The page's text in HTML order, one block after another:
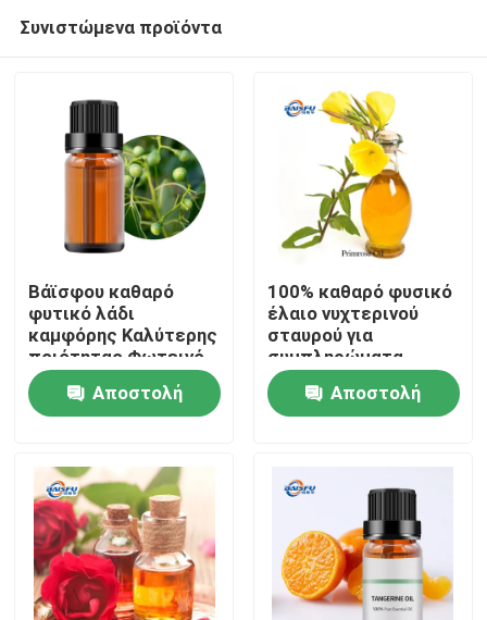
Σπίτι
Προϊόντα
Εμφάνιση VR
Σχετικά με εμάς
Συνιστώμενα προϊόντα
Βάϊσφου καθαρό
φυτικό λάδι
καμφόρης Καλύτερης
ποιότητας Φωτεινό
κίτρινο λιπαρό υγρό
για μπαχαρικά και
καλλυντικές πρώτες
Αποστολή
100% καθαρό φυσικό
έλαιο νυχτερινού
σταυρού για
συμπληρώματα
διατροφής Προϊόν
φροντίδας του
δέρματος και
Αποστολή